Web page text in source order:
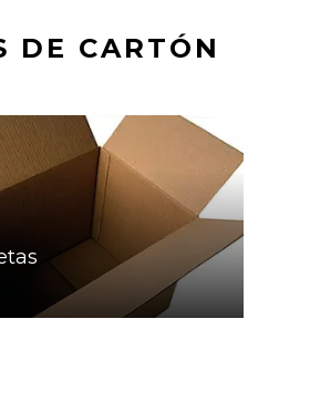
DE CARTÓN